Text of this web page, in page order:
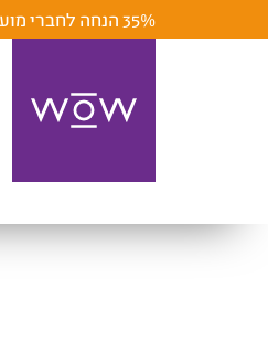
35% הנחה לחברי מועדון ומצטרפים חדשים |